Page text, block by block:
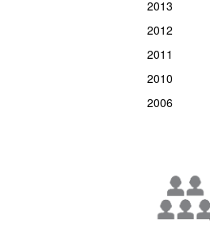
2013
2012
2011
2010
2006